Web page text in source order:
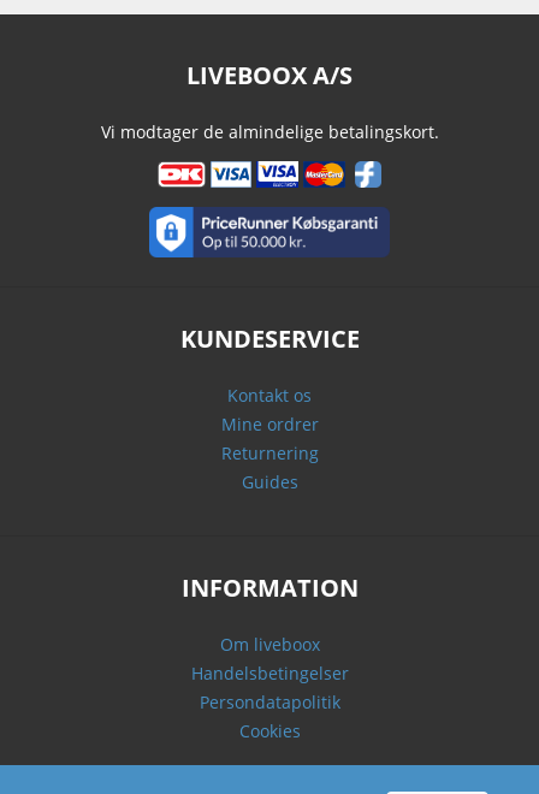
LIVEBOOX A/S
Vi modtager de almindelige betalingskort.
KUNDESERVICE
Kontakt os
Mine ordrer
Returnering
Guides
INFORMATION
Om liveboox
Handelsbetingelser
Persondatapolitik
Cookies